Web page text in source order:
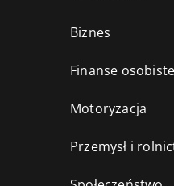
Biznes
Finanse osobiste
Motoryzacja
Przemysł i